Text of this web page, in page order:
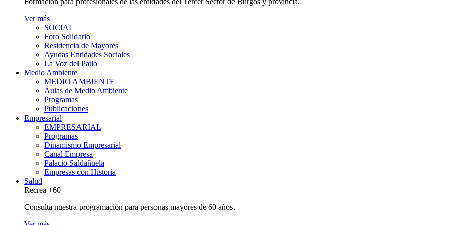
Ver más
SOCIAL
Foro Solidario
Residencia de Mayores
Ayudas Entidades Sociales
La Voz del Patio
Medio Ambiente
MEDIO AMBIENTE
Aulas de Medio Ambiente
Programas
Publicaciones
Empresarial
EMPRESARIAL
Programas
Dinamismo Empresarial
Canal Empresa
Palacio Saldañuela
Empresas con Historia
Salud
Recrea +60
Consulta nuestra programación para personas mayores de 60 años.